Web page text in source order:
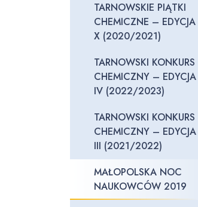
TARNOWSKIE PIĄTKI
CHEMICZNE – EDYCJA
X (2020/2021)
TARNOWSKI KONKURS
CHEMICZNY – EDYCJA
IV (2022/2023)
TARNOWSKI KONKURS
CHEMICZNY – EDYCJA
III (2021/2022)
MAŁOPOLSKA NOC
NAUKOWCÓW 2019